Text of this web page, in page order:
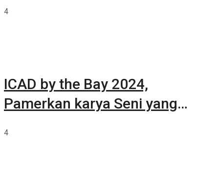
4
ICAD by the Bay 2024,
Pamerkan karya Seni yang
4